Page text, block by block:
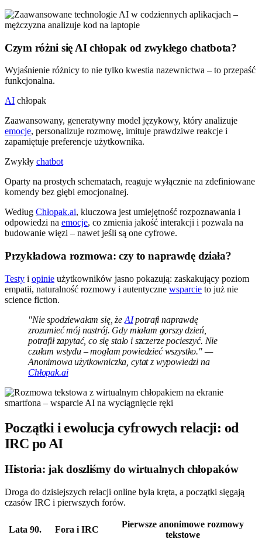
Czym różni się AI chłopak od zwykłego chatbota?
Wyjaśnienie różnicy to nie tylko kwestia nazewnictwa – to przepaść
funkcjonalna.
AI chłopak
Zaawansowany, generatywny model językowy, który analizuje
emocje, personalizuje rozmowę, imituje prawdziwe reakcje i
zapamiętuje preferencje użytkownika.
Zwykły chatbot
Oparty na prostych schematach, reaguje wyłącznie na zdefiniowane
komendy bez głębi emocjonalnej.
Według Chłopak.ai, kluczowa jest umiejętność rozpoznawania i
odpowiedzi na emocje, co zmienia jakość interakcji i pozwala na
budowanie więzi – nawet jeśli są one cyfrowe.
Przykładowa rozmowa: czy to naprawdę działa?
Testy i opinie użytkowników jasno pokazują: zaskakujący poziom
empatii, naturalność rozmowy i autentyczne wsparcie to już nie
science fiction.
"Nie spodziewałam się, że AIpotrafi naprawdę
zrozumieć mój nastrój. Gdy miałam gorszy dzień,
potrafił zapytać, co się stało i szczerze pocieszyć. Nie
czułam wstydu – mogłam powiedzieć wszystko." —
Anonimowa użytkowniczka, cytat z wypowiedzi na
Chłopak.ai
Początki i ewolucja cyfrowych relacji: od
IRC po AI
Historia: jak doszliśmy do wirtualnych chłopaków
Droga do dzisiejszych relacji online była kręta, a początki sięgają
czasów IRC i pierwszych forów.
Lata 90. Fora i IRC
Pierwsze anonimowe rozmowy
tekstowe